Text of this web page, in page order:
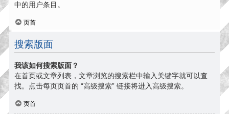
中的用户条目。
页首
搜索版面
我该如何搜索版面？
在首页或文章列表，文章浏览的搜索栏中输入关键字就可以查
找。点击每页页首的 “高级搜索” 链接将进入高级搜索。
页首